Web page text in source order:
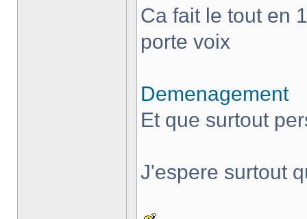
Ca fait le tout en
porte voix
Demenagement
Et que surtout
J'espere surtout